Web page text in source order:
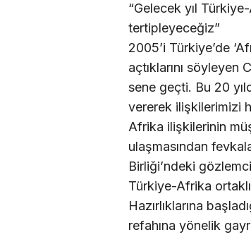
“Gelecek yıl
tertipleyeceğiz”
2005’i Türkiye’de
açtıklarını
sene geçti. Bu 20
vererek ilişkilerimizi
Afrika ilişkilerinin
ulaşmasından
Birliği’ndeki
Türkiye-Afrika
Hazırlıklarına
refahına yönelik